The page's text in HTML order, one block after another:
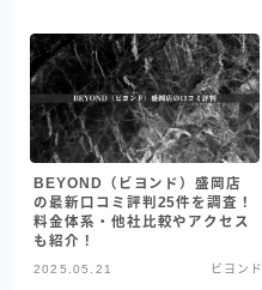
BEYOND（ビヨンド）盛岡店
の最新口コミ評判25件を調査！
料金体系・他社比較やアクセス
も紹介！
2025.05.21 ビヨンド